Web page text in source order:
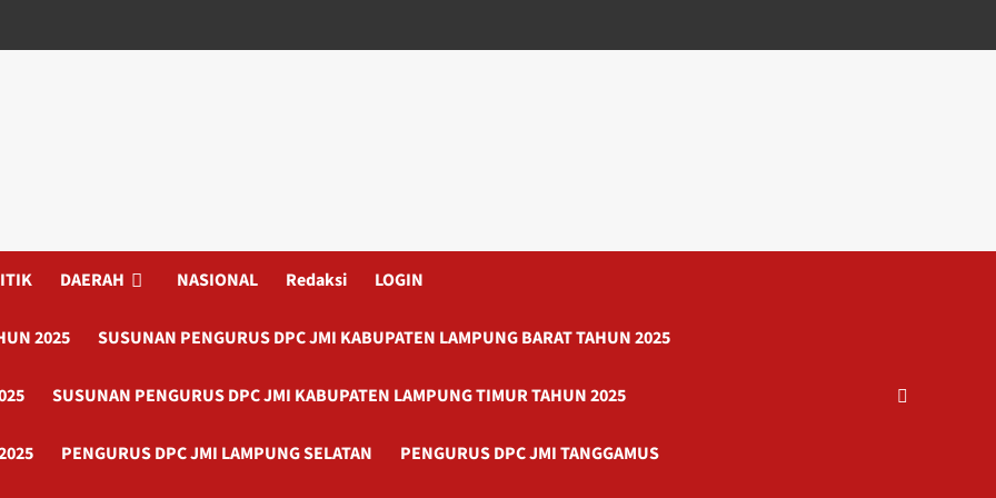
DAERAH NASIONAL Redaksi LOGIN
2025 SUSUNAN PENGURUS DPC JMI KABUPATEN LAMPUNG BARAT TAHUN 2025
SUSUNAN PENGURUS DPC JMI KABUPATEN LAMPUNG TIMUR TAHUN 2025
PENGURUS DPC JMI LAMPUNG SELATAN PENGURUS DPC JMI TANGGAMUS